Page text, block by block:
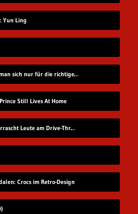
Yun Ling
Wie entscheidet man sich nur für die richtige Idee?
Still Lives At Home
Mark Hamill überrascht Leute am Drive-Thru-Schalter
Crocs im Retro-Design